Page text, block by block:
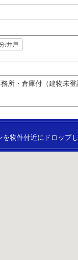
:井戸
所・倉庫付（建物未登
物件付近にドロップし